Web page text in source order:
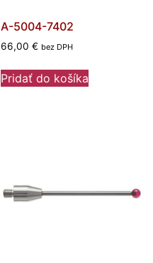
A-5004-7402
66,00 € bez DPH
Pridať do košíka